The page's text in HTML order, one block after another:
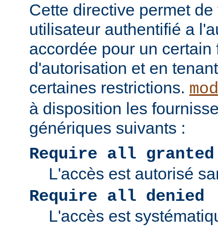
Cette directive permet
utilisateur authentifié a
accordée pour un certain
d'autorisation et en
certaines restrictions.
à disposition les
génériques suivants :
Require all granted
L'accès est autorisé
Require all denied
L'accès est